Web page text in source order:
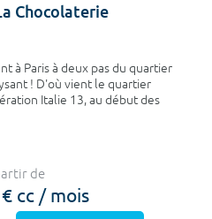
Chocolaterie
à Paris à deux pas du quartier
! D'où vient le quartier
Italie 13, au début des
de
cc / mois